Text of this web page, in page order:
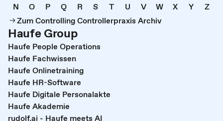
N
O P Q R S T U V W X Y
Z
Zum Controlling Controllerpraxis Archiv
Haufe Group
Haufe People Operations
Haufe Fachwissen
Haufe Onlinetraining
Haufe HR-Software
Haufe Digitale Personalakte
Haufe Akademie
rudolf.ai - Haufe meets AI